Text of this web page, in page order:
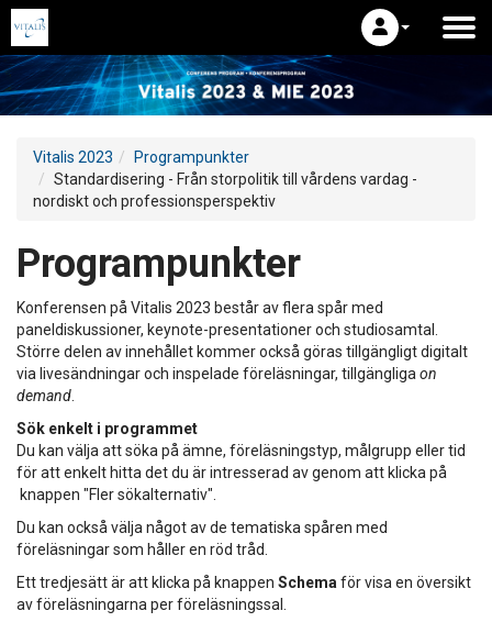
Vitalis 2023
Programpunkter
Standardisering - Från storpolitik till vårdens vardag -
nordiskt och professionsperspektiv
Programpunkter
Konferensen på Vitalis 2023 består av flera spår med
paneldiskussioner, keynote-presentationer och studiosamtal.
Större delen av innehållet kommer också göras tillgängligt digitalt
via livesändningar och inspelade föreläsningar, tillgängliga on
demand
Sök enkelt i programmet
Du kan välja att söka på ämne, föreläsningstyp, målgrupp eller tid
för att enkelt hitta det du är intresserad av genom att klicka på
knappen "Fler sökalternativ".
Du kan också välja något av de tematiska spåren med
föreläsningar som håller en röd tråd.
Ett tredjesätt är att klicka på knappen Schema för visa en översikt
av föreläsningarna per föreläsningssal.